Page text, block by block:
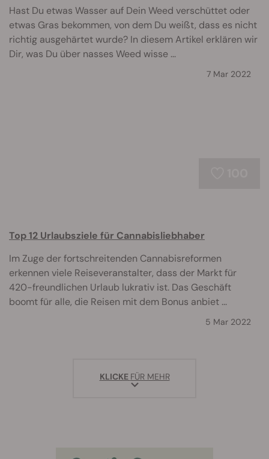
Hast Du etwas Wasser auf Dein Weed verschüttet oder
etwas Gras bekommen, von dem Du weißt, dass es nicht
richtig ausgehärtet wurde? In diesem Artikel erklären wir
Dir, was Du über nasses Weed wisse ...
7 Mar 2022
Top 12 Urlaubsziele für Cannabisliebhaber
Im Zuge der fortschreitenden Cannabisreformen
erkennen viele Reiseveranstalter, dass der Markt für
420-freundlichen Urlaub lukrativ ist. Das Geschäft
boomt für alle, die Reisen mit dem Bonus anbiet ...
5 Mar 2022
KLICKE FÜR MEHR